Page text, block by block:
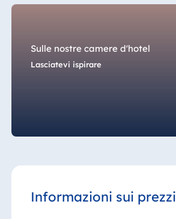
Sulle nostre camere d'hotel
Lasciatevi ispirare
Informazioni sui prezzi